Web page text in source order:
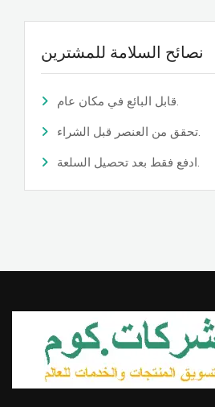
نصائح السلامة للمشترين
قابل البائع في مكان عام.
تحقق من العنصر قبل الشراء.
ادفع فقط بعد تحصيل السلعة.